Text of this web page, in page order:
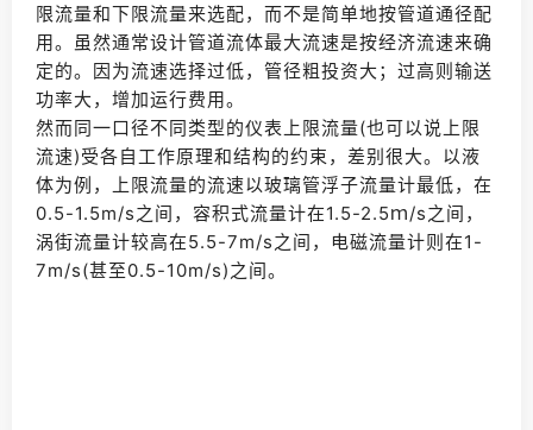
限流量和下限流量来选配，而不是简单地按管道通径配
用。虽然通常设计管道流体最大流速是按经济流速来确
定的。因为流速选择过低，管径粗投资大；过高则输送
功率大，增加运行费用。
然而同一口径不同类型的仪表上限流量(也可以说上限
流速)受各自工作原理和结构的约束，差别很大。以液
体为例，上限流量的流速以玻璃管浮子流量计最低，在
0.5-1.5m/s之间，容积式流量计在1.5-2.5ｍ/s之间，
涡街流量计较高在5.5-7m/s之间，电磁流量计则在1-
7m/s(甚至0.5-10m/s)之间。